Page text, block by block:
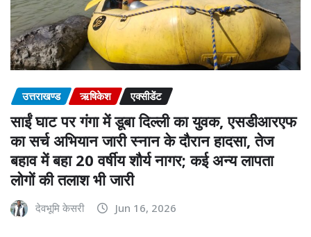
उत्तराखण्ड ऋषिकेश एक्सीडेंट
साईं घाट पर गंगा में डूबा दिल्ली का युवक, एसडीआरएफ
का सर्च अभियान जारी स्नान के दौरान हादसा, तेज
बहाव में बहा 20 वर्षीय शौर्य नागर; कई अन्य लापता
लोगों की तलाश भी जारी
देवभूमि केसरी Jun 16, 2026